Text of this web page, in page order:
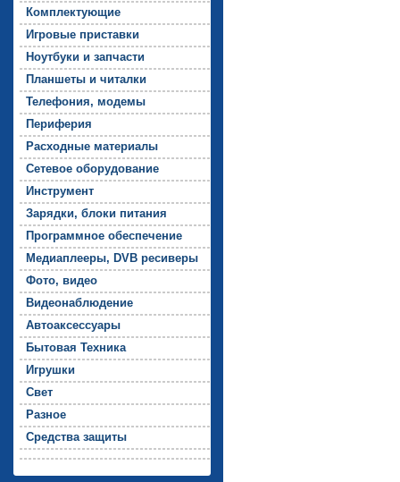
Комп­лек­ту­ющие
Иг­ро­вые прис­тавки
Но­ут­бу­ки и зап­части
План­ше­ты и чи­тал­ки
Те­лефо­ния, мо­демы
Пе­рифе­рия
Рас­ходные ма­тери­алы
Се­тевое обо­рудо­вание
Инс­тру­мент
За­ряд­ки, бло­ки пи­тания
Прог­рамм­ное обес­пе­чение
Ме­ди­ап­ле­еры, DVB ре­сиве­ры
Фо­то, ви­део
Ви­де­онаб­лю­дение
Ав­то­ак­сессу­ары
Бы­товая Тех­ни­ка
Иг­рушки
Свет
Раз­ное
Средс­тва за­щиты